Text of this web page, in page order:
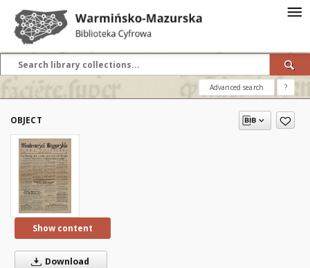
Advanced search ?
OBJECT
Show content
Download